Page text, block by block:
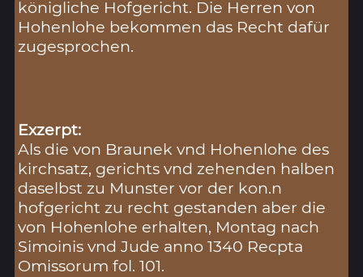
königliche Hofgericht. Die Herren von
Hohenlohe bekommen das Recht dafür
zugesprochen.
Exzerpt:
Als die von Braunek vnd Hohenlohe des
kirchsatz, gerichts vnd zehenden halben
daselbst zu Munster vor der kon.n
hofgericht zu recht gestanden aber die
von Hohenlohe erhalten, Montag nach
Simoinis vnd Jude anno 1340 Recpta
Omissorum fol. 101.